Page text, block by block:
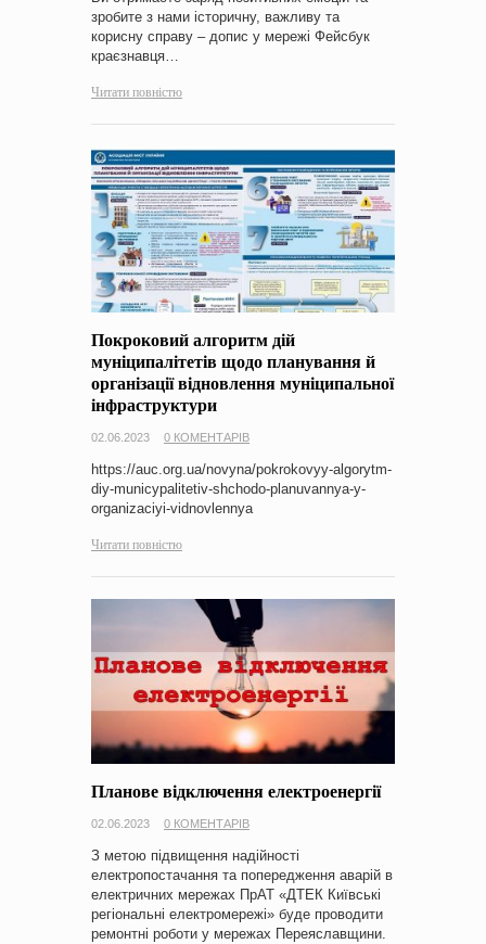
зробите з нами історичну, важливу та
корисну справу – допис у мережі Фейсбук
краєзнавця…
Читати повністю
Покроковий алгоритм дій
муніципалітетів щодо планування й
організації відновлення муніципальної
інфраструктури
02.06.2023 0 КОМЕНТАРІВ
https://auc.org.ua/novyna/pokrokovyy-algorytm-
diy-municypalitetiv-shchodo-planuvannya-y-
organizaciyi-vidnovlennya
Читати повністю
Планове відключення електроенергії
02.06.2023 0 КОМЕНТАРІВ
З метою підвищення надійності
електропостачання та попередження аварій в
електричних мережах ПрАТ «ДТЕК Київські
регіональні електромережі» буде проводити
ремонтні роботи у мережах Переяславщини.